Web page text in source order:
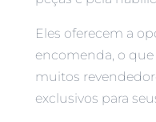
Eles oferecem a
encomenda, o
muitos
exclusivos para